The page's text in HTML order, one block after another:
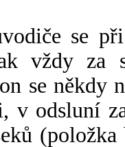
se
vždy za
se někdy
v odsluní